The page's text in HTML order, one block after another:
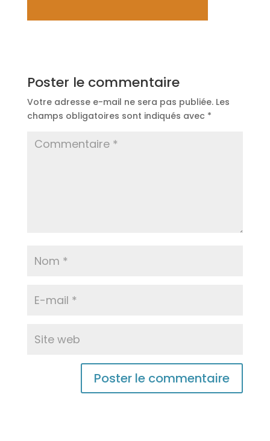
Poster le commentaire
Votre adresse e-mail ne sera pas publiée. Les
champs obligatoires sont indiqués avec *